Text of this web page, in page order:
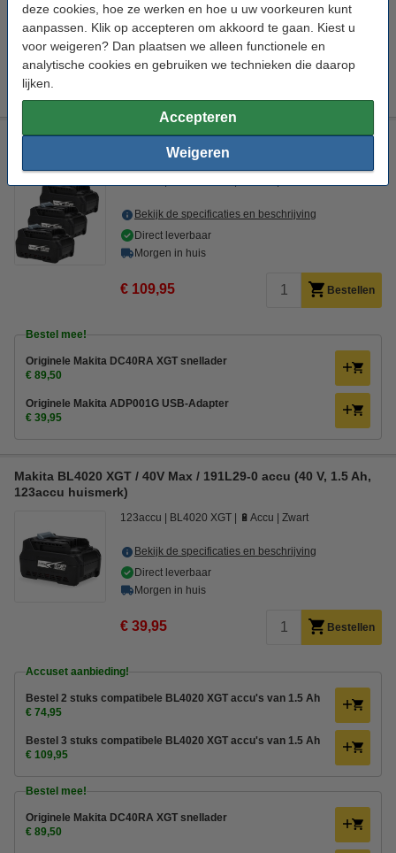
deze cookies, hoe ze werken en hoe u uw voorkeuren kunt
aanpassen. Klik op accepteren om akkoord te gaan. Kiest u
voor weigeren? Dan plaatsen we alleen functionele en
analytische cookies en gebruiken we technieken die daarop
lijken.
Accepteren
Weigeren
Direct leverbaar
Morgen in huis
€ 39,95 Bestellen
Startset: 3 stuks Makita BL4020 XGT / 40V Max / 191L29-0
accu's (40 V, 1.5 Ah, 123accu huismerk)
Bekijk de specificaties en beschrijving
Direct leverbaar
Morgen in huis
€ 109,95 Bestellen
Bestel mee!
Originele Makita DC40RA XGT snellader
€ 89,50
Originele Makita ADP001G USB-Adapter
€ 39,95
Makita BL4020 XGT / 40V Max / 191L29-0 accu (40 V, 1.5 Ah,
123accu huismerk)
123accu BL4020 XGT 🔋Accu Zwart
Bekijk de specificaties en beschrijving
Direct leverbaar
Morgen in huis
€ 39,95 Bestellen
Accuset aanbieding!
Bestel 2 stuks compatibele BL4020 XGT accu's van 1.5 Ah
€ 74,95
Bestel 3 stuks compatibele BL4020 XGT accu's van 1.5 Ah
€ 109,95
Bestel mee!
Originele Makita DC40RA XGT snellader
€ 89,50